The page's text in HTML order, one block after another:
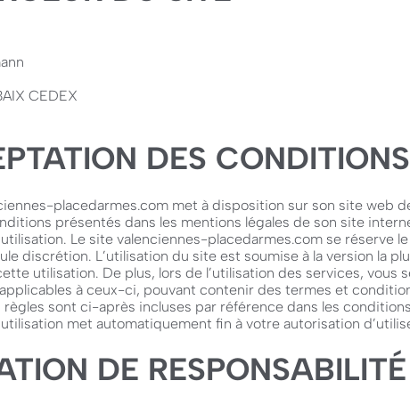
CEDEX
DES
placedarmes.com met à disposition sur son site web
présentés dans les mentions légales de son site
Le site valenciennes-placedarmes.com se réserve
discrétion. L’utilisation du site est soumise à la version la
utilisation. De plus, lors de l’utilisation des services, vous
à ceux-ci, pouvant contenir des termes et
sont ci-après incluses par référence dans les
met automatiquement fin à votre autorisation
DE RESPONSABILITÉ